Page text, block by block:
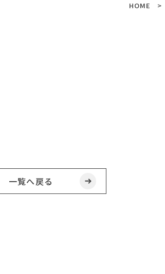
HOME
一覧へ戻る